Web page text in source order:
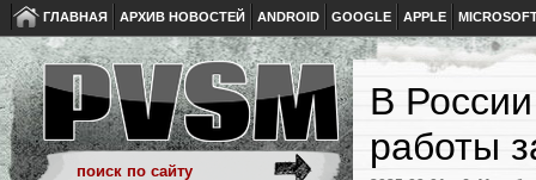
ГЛАВНАЯ АРХИВ НОВОСТЕЙ ANDROID GOOGLE APPLE
В
работы